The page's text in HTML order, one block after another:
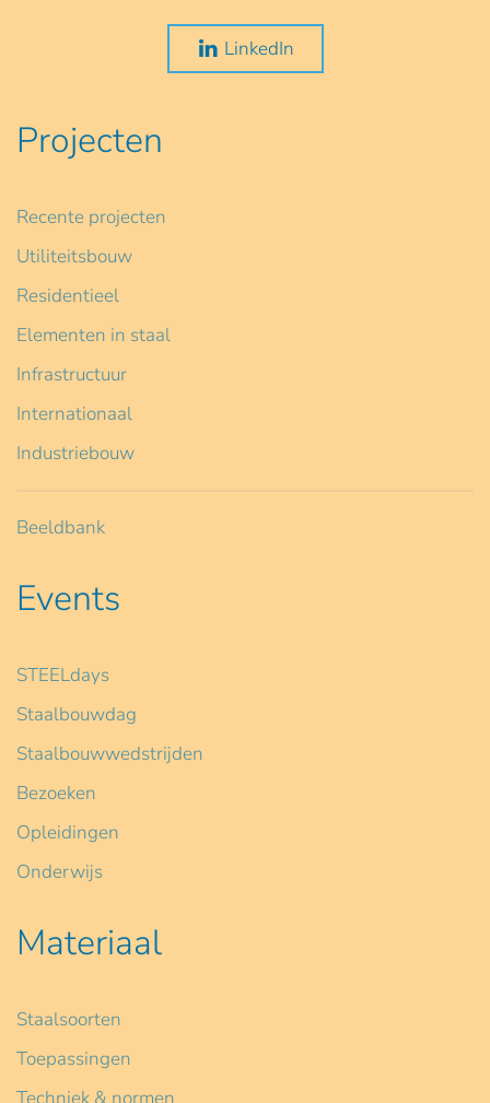
LinkedIn
Projecten
Recente projecten
Utiliteitsbouw
Residentieel
Elementen in staal
Infrastructuur
Internationaal
Industriebouw
Beeldbank
Events
STEELdays
Staalbouwdag
Staalbouwwedstrijden
Bezoeken
Opleidingen
Onderwijs
Materiaal
Staalsoorten
Toepassingen
Techniek & normen